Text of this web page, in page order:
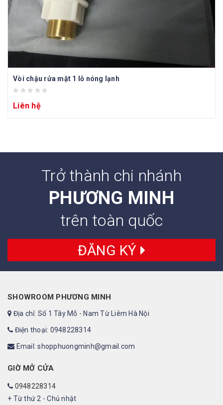
Vòi chậu rửa mặt 1 lỗ nóng lạnh
Liên hệ
Trở thành chi nhánh
PHƯƠNG MINH
trên toàn quốc
ĐĂNG KÝ
SHOWROOM PHƯƠNG MINH
Địa chỉ: Số 1 Tây Mỗ - Nam Từ Liêm Hà Nội
Điện thoại: 0948228314
Email: shopphuongminh@gmail.com
GIỜ MỞ CỬA
0948228314
+ Từ thứ 2 - Chủ nhật